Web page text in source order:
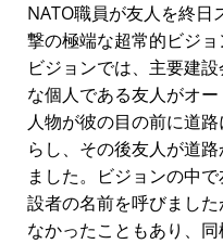
NATO職員が友人を終
撃の極端な超常的ビジ
ビジョンでは、主要建
な個人である友人がオ
人物が彼の目の前に道
らし、その後友人が道
ました。ビジョンの中
設者の名前を呼びまし
なかったこともあり、同